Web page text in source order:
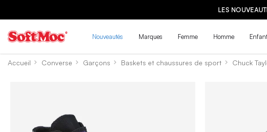
LES
Nouveautés Marques Femme Homme
Accueil Converse Garçons Baskets et chaussures de sport Chuck